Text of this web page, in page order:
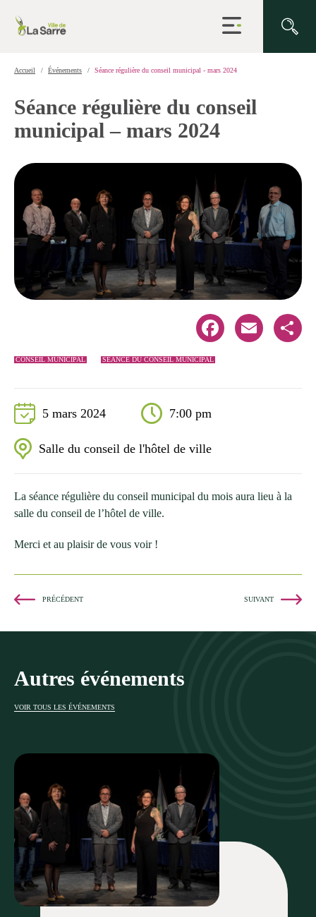
Ouvrir
la
Accueil Événements Séance régulière du conseil municipal - mars 2024
Séance régulière du conseil
municipal – mars 2024
CONSEIL MUNICIPAL SÉANCE DU CONSEIL MUNICIPAL
Facebook Email Share
5 mars 2024 7:00 pm
Salle du conseil de l'hôtel de ville
La séance régulière du conseil municipal du mois aura lieu à la
salle du conseil de l’hôtel de ville.
Merci et au plaisir de vous voir !
PRÉCÉDENT SUIVANT
Autres événements
VOIR TOUS LES ÉVÉNEMENTS